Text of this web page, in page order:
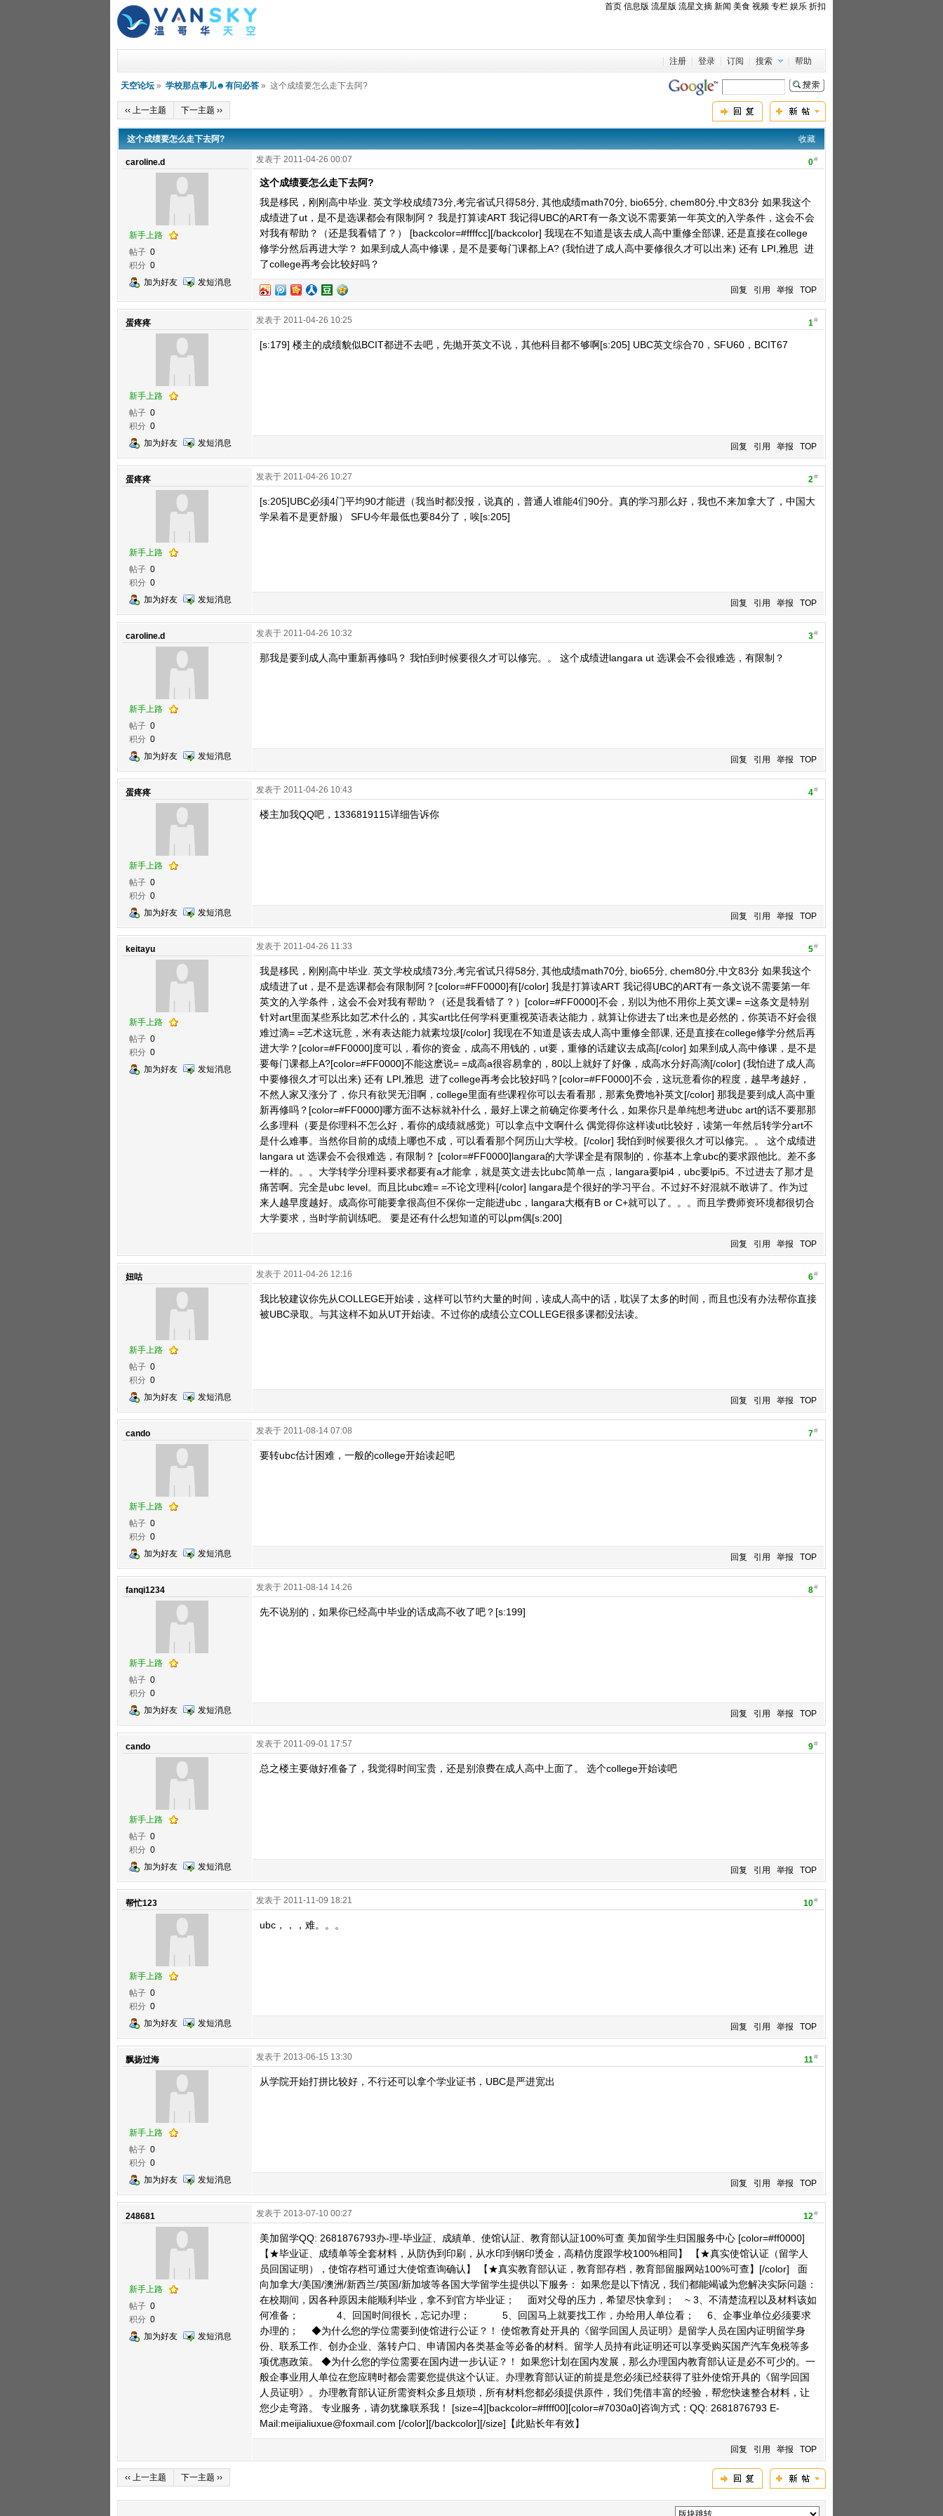
首页 信息版 流星版 流星文摘 新闻 美食 视频 专栏 娱乐 折扣
注册 登录 订阅 搜索 帮助
天空论坛 » 学校那点事儿☻有问必答 » 这个成绩要怎么走下去阿?
‹‹ 上一主题 下一主题 ››
收藏
这个成绩要怎么走下去阿?
caroline.d
新手上路
帖子 0
积分 0
加为好友
发短消息
0#
发表于 2011-04-26 00:07
这个成绩要怎么走下去阿?
我是移民，刚刚高中毕业. 英文学校成绩73分,考完省试只得58分, 其他成绩math70分, bio65分, chem80分,中文83分 如果我这个
成绩进了ut，是不是选课都会有限制阿？ 我是打算读ART 我记得UBC的ART有一条文说不需要第一年英文的入学条件，这会不会
对我有帮助？（还是我看错了？） [backcolor=#ffffcc][/backcolor] 我现在不知道是该去成人高中重修全部课, 还是直接在college
修学分然后再进大学？ 如果到成人高中修课，是不是要每门课都上A? (我怕进了成人高中要修很久才可以出来) 还有 LPI,雅思 进
了college再考会比较好吗？
回复 引用 举报 TOP
蛋疼疼
新手上路
帖子 0
积分 0
加为好友
发短消息
1#
发表于 2011-04-26 10:25
[s:179] 楼主的成绩貌似BCIT都进不去吧，先抛开英文不说，其他科目都不够啊[s:205] UBC英文综合70，SFU60，BCIT67
回复 引用 举报 TOP
蛋疼疼
新手上路
帖子 0
积分 0
加为好友
发短消息
2#
发表于 2011-04-26 10:27
[s:205]UBC必须4门平均90才能进（我当时都没报，说真的，普通人谁能4们90分。真的学习那么好，我也不来加拿大了，中国大
学呆着不是更舒服） SFU今年最低也要84分了，唉[s:205]
回复 引用 举报 TOP
caroline.d
新手上路
帖子 0
积分 0
加为好友
发短消息
3#
发表于 2011-04-26 10:32
那我是要到成人高中重新再修吗？ 我怕到时候要很久才可以修完。。 这个成绩进langara ut 选课会不会很难选，有限制？
回复 引用 举报 TOP
蛋疼疼
新手上路
帖子 0
积分 0
加为好友
发短消息
4#
发表于 2011-04-26 10:43
楼主加我QQ吧，1336819115详细告诉你
回复 引用 举报 TOP
keitayu
新手上路
帖子 0
积分 0
加为好友
发短消息
5#
发表于 2011-04-26 11:33
我是移民，刚刚高中毕业. 英文学校成绩73分,考完省试只得58分, 其他成绩math70分, bio65分, chem80分,中文83分 如果我这个
成绩进了ut，是不是选课都会有限制阿？[color=#FF0000]有[/color] 我是打算读ART 我记得UBC的ART有一条文说不需要第一年
英文的入学条件，这会不会对我有帮助？（还是我看错了？）[color=#FF0000]不会，别以为他不用你上英文课= =这条文是特别
针对art里面某些系比如艺术什么的，其实art比任何学科更重视英语表达能力，就算让你进去了t出来也是必然的，你英语不好会很
难过滴= =艺术这玩意，米有表达能力就素垃圾[/color] 我现在不知道是该去成人高中重修全部课, 还是直接在college修学分然后再
进大学？[color=#FF0000]度可以，看你的资金，成高不用钱的，ut要，重修的话建议去成高[/color] 如果到成人高中修课，是不是
要每门课都上A?[color=#FF0000]不能这麽说= =成高a很容易拿的，80以上就好了好像，成高水分好高滴[/color] (我怕进了成人高
中要修很久才可以出来) 还有 LPI,雅思 进了college再考会比较好吗？[color=#FF0000]不会，这玩意看你的程度，越早考越好，
不然人家又涨分了，你只有欲哭无泪啊，college里面有些课程你可以去看看那，那素免费地补英文[/color] 那我是要到成人高中重
新再修吗？[color=#FF0000]哪方面不达标就补什么，最好上课之前确定你要考什么，如果你只是单纯想考进ubc art的话不要那那
么多理科（要是你理科不怎么好，看你的成绩就感觉）可以拿点中文啊什么 偶觉得你这样读ut比较好，读第一年然后转学分art不
是什么难事。当然你目前的成绩上哪也不成，可以看看那个阿历山大学校。[/color] 我怕到时候要很久才可以修完。。 这个成绩进
langara ut 选课会不会很难选，有限制？ [color=#FF0000]langara的大学课全是有限制的，你基本上拿ubc的要求跟他比。差不多
一样的。。。大学转学分理科要求都要有a才能拿，就是英文进去比ubc简单一点，langara要lpi4，ubc要lpi5。不过进去了那才是
痛苦啊。完全是ubc level。而且比ubc难= =不论文理科[/color] langara是个很好的学习平台。不过好不好混就不敢讲了。作为过
来人越早度越好。成高你可能要拿很高但不保你一定能进ubc，langara大概有B or C+就可以了。。。而且学费师资环境都很切合
大学要求，当时学前训练吧。 要是还有什么想知道的可以pm偶[s:200]
回复 引用 举报 TOP
妞咕
新手上路
帖子 0
积分 0
加为好友
发短消息
6#
发表于 2011-04-26 12:16
我比较建议你先从COLLEGE开始读，这样可以节约大量的时间，读成人高中的话，耽误了太多的时间，而且也没有办法帮你直接
被UBC录取。与其这样不如从UT开始读。不过你的成绩公立COLLEGE很多课都没法读。
回复 引用 举报 TOP
cando
新手上路
帖子 0
积分 0
加为好友
发短消息
7#
发表于 2011-08-14 07:08
要转ubc估计困难，一般的college开始读起吧
回复 引用 举报 TOP
fanqi1234
新手上路
帖子 0
积分 0
加为好友
发短消息
8#
发表于 2011-08-14 14:26
先不说别的，如果你已经高中毕业的话成高不收了吧？[s:199]
回复 引用 举报 TOP
cando
新手上路
帖子 0
积分 0
加为好友
发短消息
9#
发表于 2011-09-01 17:57
总之楼主要做好准备了，我觉得时间宝贵，还是别浪费在成人高中上面了。 选个college开始读吧
回复 引用 举报 TOP
帮忙123
新手上路
帖子 0
积分 0
加为好友
发短消息
10#
发表于 2011-11-09 18:21
ubc，，，难。。。
回复 引用 举报 TOP
飘扬过海
新手上路
帖子 0
积分 0
加为好友
发短消息
11#
发表于 2013-06-15 13:30
从学院开始打拼比较好，不行还可以拿个学业证书，UBC是严进宽出
回复 引用 举报 TOP
248681
新手上路
帖子 0
积分 0
加为好友
发短消息
12#
发表于 2013-07-10 00:27
美加留学QQ: 2681876793办-理-毕业証、成績单、使馆认証、教育部认証100%可查 美加留学生归国服务中心 [color=#ff0000]
【★毕业证、成绩单等全套材料，从防伪到印刷，从水印到钢印烫金，高精仿度跟学校100%相同】 【★真实使馆认证（留学人
员回国证明），使馆存档可通过大使馆查询确认】 【★真实教育部认证，教育部存档，教育部留服网站100%可查】[/color] 面
向加拿大/美国/澳洲/新西兰/英国/新加坡等各国大学留学生提供以下服务： 如果您是以下情况，我们都能竭诚为您解决实际问题：
在校期间，因各种原因未能顺利毕业，拿不到官方毕业证； 面对父母的压力，希望尽快拿到； ~ 3、不清楚流程以及材料该如
何准备； 4、回国时间很长，忘记办理； 5、回国马上就要找工作，办给用人单位看； 6、企事业单位必须要求
办理的； ◆为什么您的学位需要到使馆进行公证？！ 使馆教育处开具的《留学回国人员证明》是留学人员在国内证明留学身
份、联系工作、创办企业、落转户口、申请国内各类基金等必备的材料。留学人员持有此证明还可以享受购买国产汽车免税等多
项优惠政策。 ◆为什么您的学位需要在国内进一步认证？！ 如果您计划在国内发展，那么办理国内教育部认证是必不可少的。一
般企事业用人单位在您应聘时都会需要您提供这个认证。办理教育部认证的前提是您必须已经获得了驻外使馆开具的《留学回国
人员证明》。办理教育部认证所需资料众多且烦琐，所有材料您都必须提供原件，我们凭借丰富的经验，帮您快速整合材料，让
您少走弯路。 专业服务，请勿犹豫联系我！ [size=4][backcolor=#ffff00][color=#7030a0]咨询方式：QQ: 2681876793 E-
Mail:meijialiuxue@foxmail.com [/color][/backcolor][/size]【此贴长年有效】
回复 引用 举报 TOP
‹‹ 上一主题 下一主题 ››